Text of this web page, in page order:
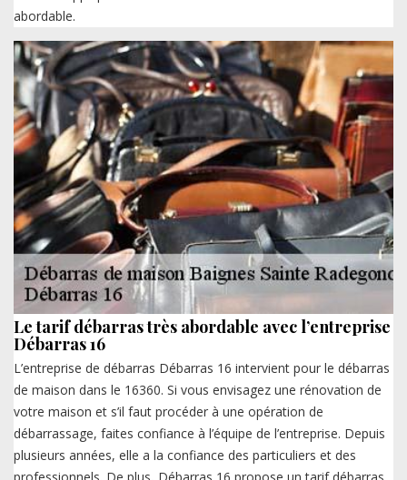
abordable.
Le tarif débarras très abordable avec l’entreprise
Débarras 16
L’entreprise de débarras Débarras 16 intervient pour le débarras
de maison dans le 16360. Si vous envisagez une rénovation de
votre maison et s’il faut procéder à une opération de
débarrassage, faites confiance à l’équipe de l’entreprise. Depuis
plusieurs années, elle a la confiance des particuliers et des